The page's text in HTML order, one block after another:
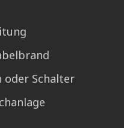
oder Schalter